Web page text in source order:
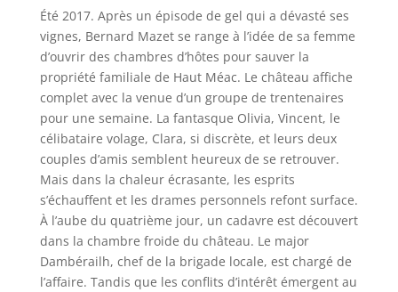
Été 2017. Après un épisode de gel qui a dévasté ses
vignes, Bernard Mazet se range à l’idée de sa femme
d’ouvrir des chambres d’hôtes pour sauver la
propriété familiale de Haut Méac. Le château affiche
complet avec la venue d’un groupe de trentenaires
pour une semaine. La fantasque Olivia, Vincent, le
célibataire volage, Clara, si discrète, et leurs deux
couples d’amis semblent heureux de se retrouver.
Mais dans la chaleur écrasante, les esprits
s’échauffent et les drames personnels refont surface.
À l’aube du quatrième jour, un cadavre est découvert
dans la chambre froide du château. Le major
Dambérailh, chef de la brigade locale, est chargé de
l’affaire. Tandis que les conflits d’intérêt émergent au